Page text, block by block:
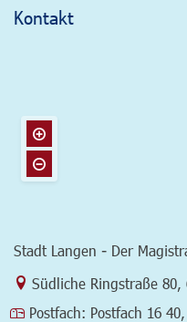
Kontakt
Stadt Langen - Der
Link zur Google-Maps
Südliche Ringstraße 80
Postfach: Postfach 16